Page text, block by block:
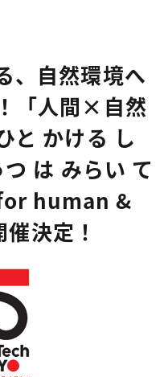
、自然環境へ
「人間×自然
と かける し
は みらい て
human &
決定！